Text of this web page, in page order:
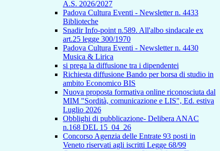
A.S. 2026/2027
Padova Cultura Eventi - Newsletter n. 4433
Biblioteche
Snadir Info-point n.589. All'albo sindacale ex
art.25 legge 300/1970
Padova Cultura Eventi - Newsletter n. 4430
Musica & Lirica
si prega la diffusione tra i dipendentei
Richiesta diffusione Bando per borsa di studio in
ambito Economico BIS
Nuova proposta formativa online riconosciuta dal
MIM "Sordità, comunicazione e LIS", Ed. estiva
Luglio 2026
Obblighi di pubblicazione- Delibera ANAC
n.168 DEL 15_04_26
Concorso Agenzia delle Entrate 93 posti in
Veneto riservati agli iscritti Legge 68/99